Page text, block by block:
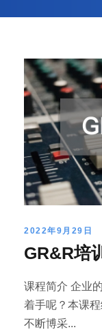
2022年9月29日
GR&R培
课程简介 企业
着手呢？本课
不断博采...